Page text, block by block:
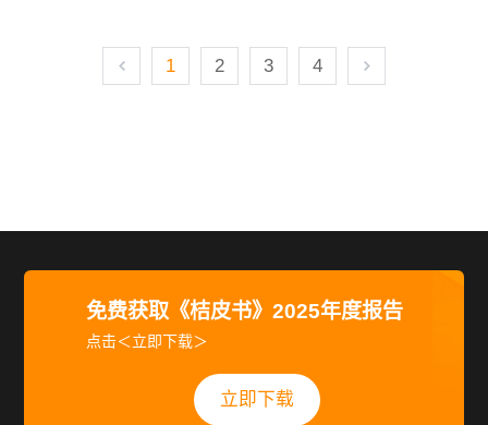
1 2 3 4
免费获取《桔皮书》2025年度报告
点击＜立即下载＞
立即下载